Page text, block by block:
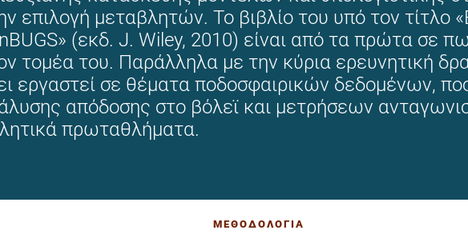
επιλογή μεταβλητών. Το βιβλίο του υπό τον τίτλο
(εκδ. J. Wiley, 2010) είναι από τα πρώτα σε
τομέα του. Παράλληλα με την κύρια ερευνητική
εργαστεί σε θέματα ποδοσφαιρικών δεδομένων,
απόδοσης στο βόλεϊ και μετρήσεων
πρωταθλήματα.
ΜΕΘΟΔΟΛΟΓΙΑ